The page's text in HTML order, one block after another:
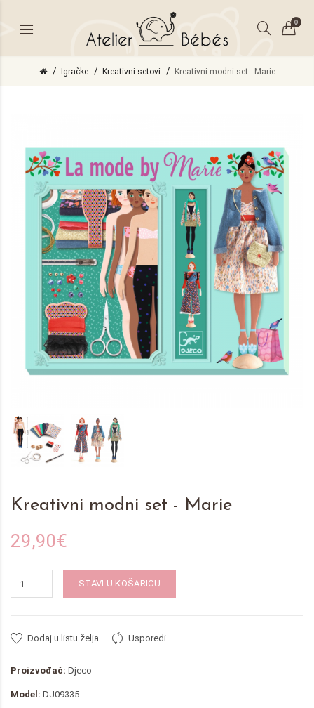
0
Igračke Kreativni setovi Kreativni modni set - Marie
Kreativni modni set - Marie
29,90€
STAVI U KOŠARICU
Dodaj u listu želja Usporedi
Proizvođač: Djeco
Model: DJ09335